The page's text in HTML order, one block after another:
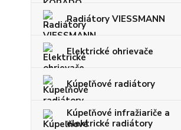
Radiátory VIESSMANN
Elektrické ohrievače
Kúpeľňové radiátory
Kúpeľňové infražiariče a
elektrické radiátory